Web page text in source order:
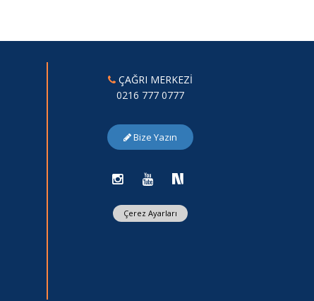
ÇAĞRI MERKEZİ
0216 777 0777
Bize Yazın
Çerez Ayarları